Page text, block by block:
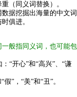
（同义词替换）。
据挖掘出海量的中文词
俱进。
般指同义词，也可能包
“开心”和“高兴”、“谦
”，“美”和“丑”。